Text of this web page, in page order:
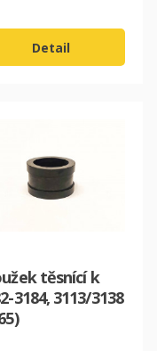
Detail
těsnící k
3184, 3113/3138